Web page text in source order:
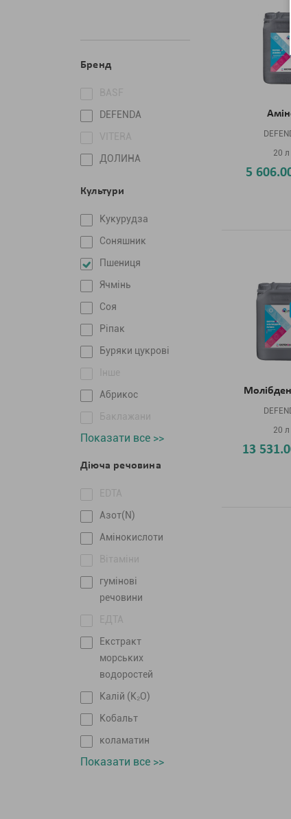
Бренд
BASF
DEFENDA
VITERA
ДОЛИНА
Культури
Кукурудза
Соняшник
Пшениця
Ячмінь
Соя
Ріпак
Буряки цукрові
Інше
Абрикос
Баклажани
Показати все >>
Діюча речовина
EDTA
Азот(N)
Амінокислоти
Вітаміни
гумінові
речовини
ЕДТА
Екстракт
морських
водоростей
Калій (K₂O)
Кобальт
коламатин
Показати все >>
20 л
5
20 л
13